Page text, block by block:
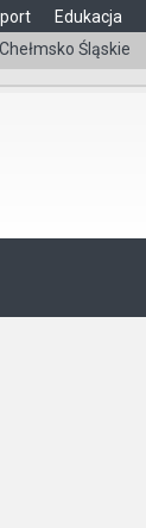
Edukacja
Śląskie